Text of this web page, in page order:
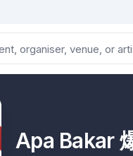
Apa Bakar